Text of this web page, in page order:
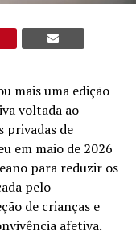
mais uma edição
voltada ao
privadas de
em maio de 2026
para reduzir os
pelo
de crianças e
afetiva.